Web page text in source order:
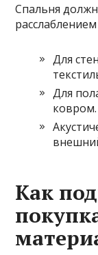
Спальня
Для
Для
ковром.
Как